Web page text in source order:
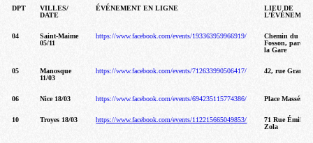
DPT
VILLES/
DATE
ÉVÉNEMENT EN LIGNE
LIEU DE
04
Saint-Maime
05/11
https://www.facebook.com/events/193363959966919/
Chemin du
Fosson, parc de
la Gare
05
Manosque
11/03
https://www.facebook.com/events/712633990506417/ 42, rue Grande
06 Nice 18/03 https://www.facebook.com/events/694235115774386/ Place Masséna
10 Troyes 18/03 https://www.facebook.com/events/112215665049853/
71 Rue Émile
Zola